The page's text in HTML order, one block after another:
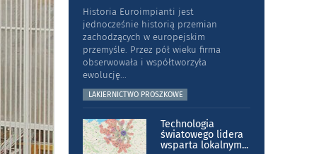
Historia Euroimpianti jest
jednocześnie historią przemian
zachodzących w europejskim
przemyśle. Przez pół wieku firma
obserwowała i współtworzyła
ewolucję...
LAKIERNICTWO PROSZKOWE
Technologia
światowego lidera
wsparta lokalnym...